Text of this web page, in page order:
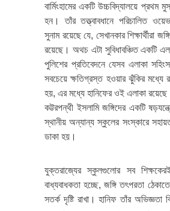
বার্মিংহামের একটি উচ্চবিদ্যালয়ে প্রথম
হন। তাঁর তত্ত্বাবধানে পরিচালিত
সুনাম রয়েছে যে, সেখানকার শিক্ষার্থীরা
রয়েছে। অথচ এটা সুবিধাবঞ্চিত একটি
পুলিশের প্রতিবেদনে যেসব এলাকা সহিংস
সবচেয়ে ক্ষতিগ্রস্ত হওয়ার ঝুঁকির মধ্যে
হয়, এর মধ্যে হানিফের ওই এলাকা
কট্টরপন্থী ইসলামি জঙ্গিদের একটি
স্থানীয় অন্যান্য স্কুলের সংস্কারে
ডাকা হয়।
যুক্তরাজ্যের স্কুলগুলোর সব
বাধ্যবাধকতা হচ্ছে, জঙ্গি তৎপরতা
সতর্ক দৃষ্টি রাখা। হানিফ তাঁর অভিজ্ঞতা